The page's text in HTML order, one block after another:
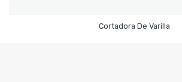
Cortadora De Varilla